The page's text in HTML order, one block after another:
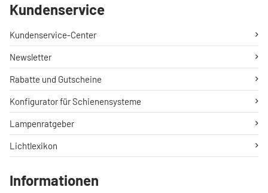
Kundenservice
Kundenservice-Center
Newsletter
Rabatte und Gutscheine
Konfigurator für Schienensysteme
Lampenratgeber
Lichtlexikon
Informationen